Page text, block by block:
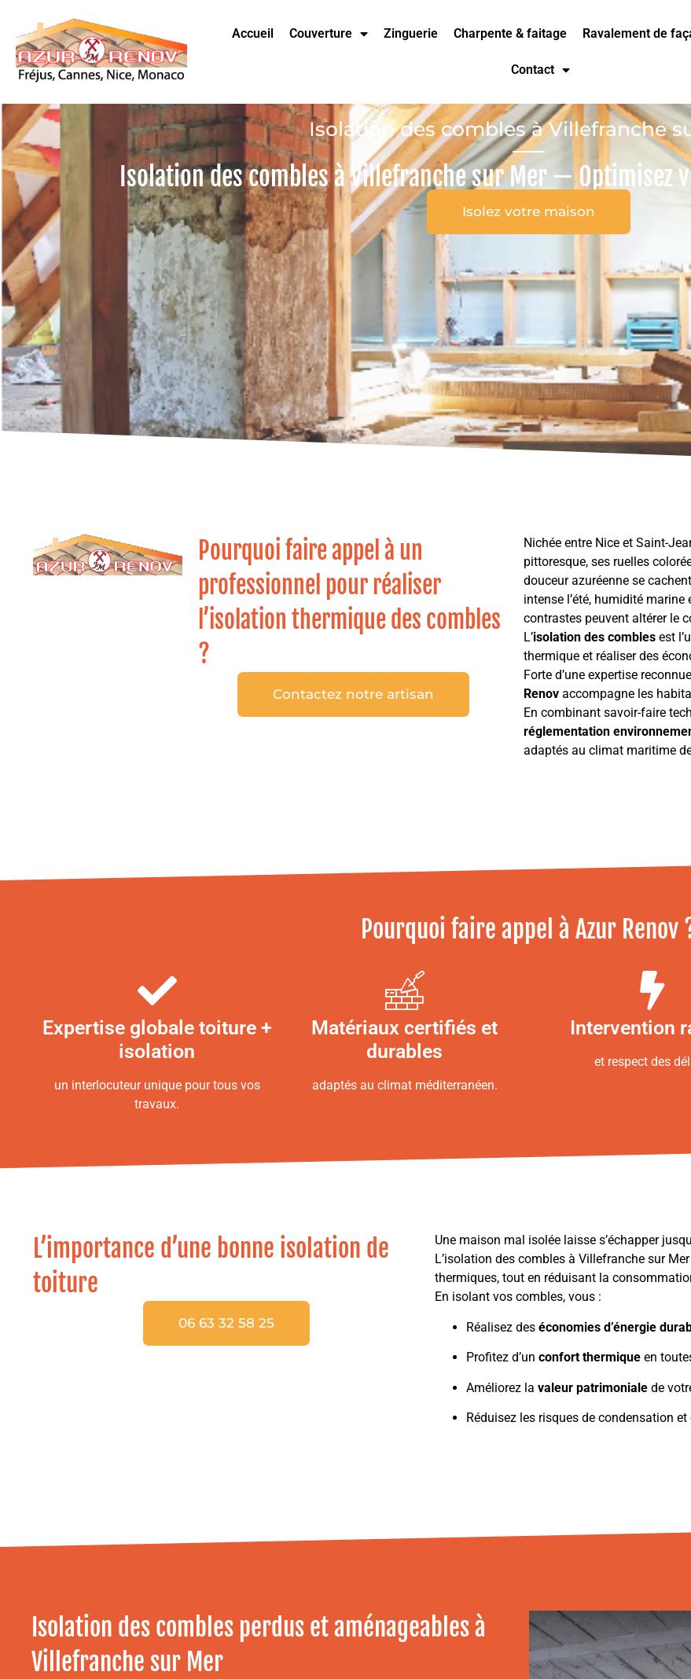
Accueil Couverture Zinguerie Charpente & faitage Ravalement de
Contact
Isolation des combles à Villefranche
Isolation des combles à Villefranche sur Mer — Optimisez
Isolez votre maison
Pourquoi faire appel à un
professionnel pour réaliser
l’isolation thermique des combles
?
Contactez notre artisan
Nichée entre Nice et Saint-
pittoresque, ses ruelles
douceur azuréenne se
intense l’été, humidité
contrastes peuvent altérer le
L’isolation des combles est
thermique et réaliser des
Forte d’une expertise
Renov accompagne les
En combinant savoir-faire
réglementation
adaptés au climat maritime
Pourquoi faire appel à Azur Renov
Expertise globale toiture +
isolation
un interlocuteur unique pour tous vos
travaux.
Matériaux certifiés et
durables
adaptés au climat méditerranéen.
Intervention
et respect des
L’importance d’une bonne isolation de
toiture
06 63 32 58 25
Une maison mal isolée laisse s’échapper
L’isolation des combles à Villefranche sur
thermiques, tout en réduisant la
En isolant vos combles, vous :
Réalisez des économies d’énergie
Profitez d’un confort thermique en
Améliorez la valeur patrimoniale de
Réduisez les risques de condensation
Isolation des combles perdus et aménageables à
Villefranche sur Mer